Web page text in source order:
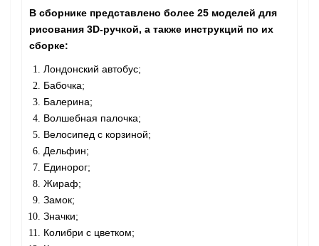
В сборнике представлено более 25 моделей для
рисования 3D-ручкой, а также инструкций по их
сборке:
Лондонский автобус;
Бабочка;
Балерина;
Волшебная палочка;
Велосипед с корзиной;
Дельфин;
Единорог;
Жираф;
Замок;
Значки;
Колибри с цветком;